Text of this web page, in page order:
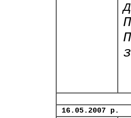
16.05.2007 р.